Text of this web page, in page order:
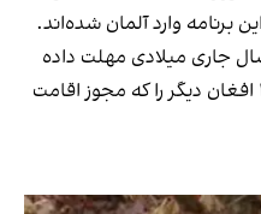
جاری میلادی مهلت داده
است تا روند انتقال نزدیک به ۱۹۰۰ افغان دیگر را که مجوز اقامت